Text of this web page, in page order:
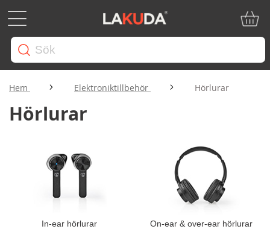
Hem Elektroniktillbehör Hörlurar
Hörlurar
In-ear hörlurar On-ear & over-ear hörlurar